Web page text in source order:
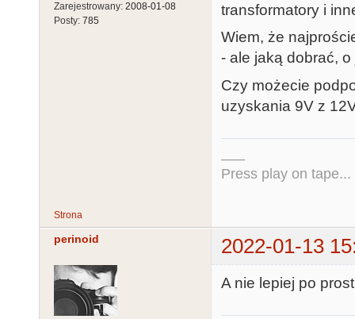
Zarejestrowany: 2008-01-08
Posty: 785
transformatory i
Wiem, że
- ale jaką dobrać,
Czy możecie
uzyskania 9V z
Press play on tape...
Strona
perinoid 2022-01-13
A nie lepiej po